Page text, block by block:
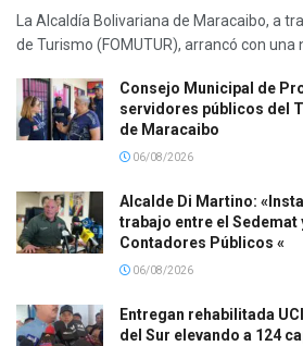
La Alcaldía Bolivariana de Maracaibo, a
de Turismo (FOMUTUR), arrancó con una
Consejo Municipal de
servidores públicos del
de Maracaibo
06/08/2026
Alcalde Di Martino:
trabajo entre el Sedemat
Contadores Públicos «
06/08/2026
Entregan rehabilitada
del Sur elevando a 124